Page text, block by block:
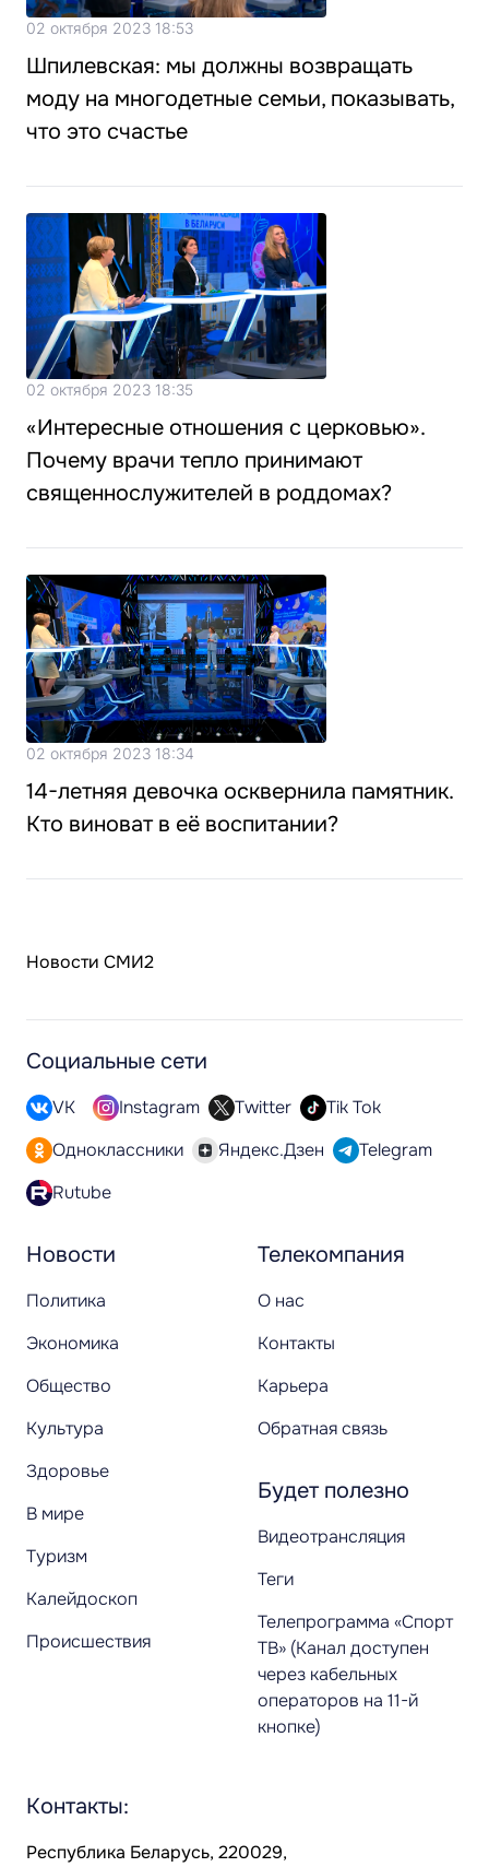
02 октября 2023 18:53
Шпилевская: мы должны возвращать
моду на многодетные семьи, показывать,
что это счастье
02 октября 2023 18:35
«Интересные отношения с церковью».
Почему врачи тепло принимают
священнослужителей в роддомах?
02 октября 2023 18:34
14-летняя девочка осквернила памятник.
Кто виноват в её воспитании?
Новости СМИ2
Новости
Политика
Экономика
Общество
Культура
Здоровье
В мире
Туризм
Калейдоскоп
Происшествия
Телекомпания
О нас
Контакты
Карьера
Обратная связь
Будет полезно
Видеотрансляция
Теги
Телепрограмма «Спорт
ТВ» (Канал доступен
через кабельных
операторов на 11-й
кнопке)
Социальные сети
VK Instagram Twitter
Tik Tok
Одноклассники
Яндекс.Дзен
Telegram
Rutube
Контакты:
Республика Беларусь, 220029,